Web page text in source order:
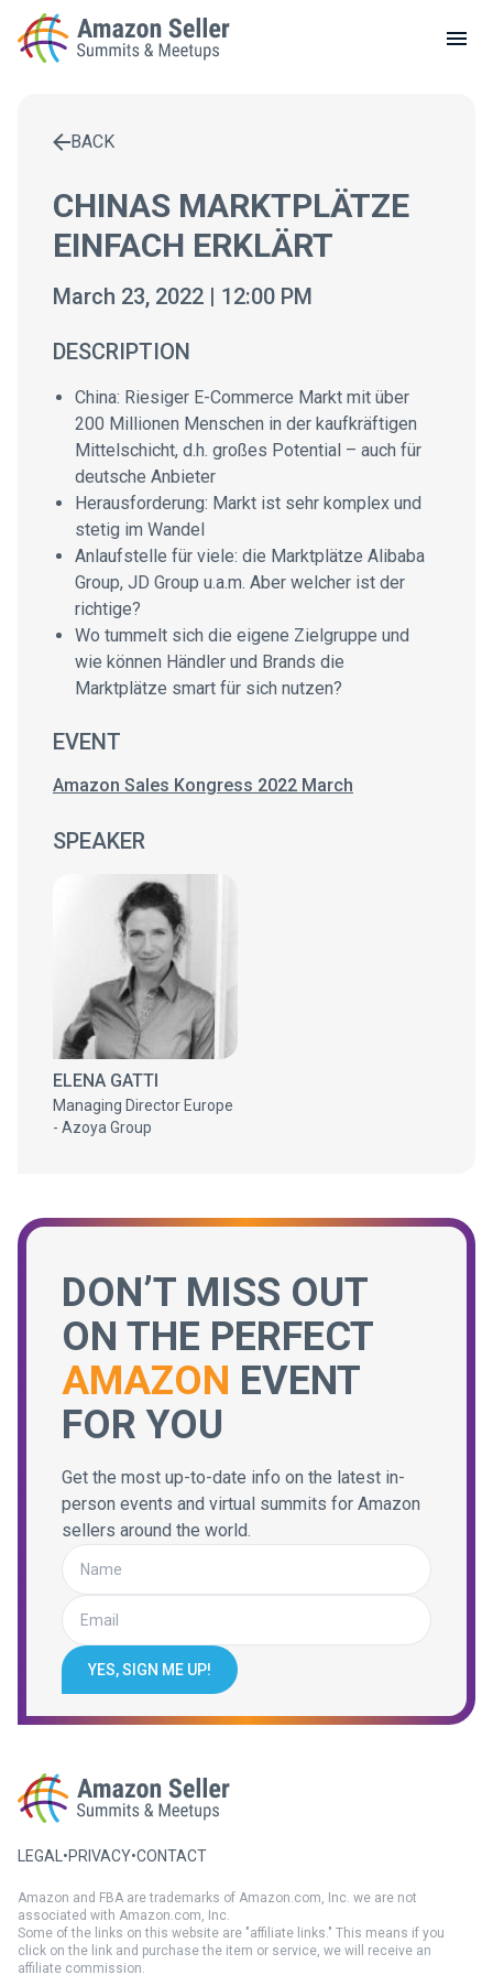
LOCAL MEETUPS
CONTACT
BACK
CHINAS MARKTPLÄTZE
EINFACH ERKLÄRT
March 23, 2022 | 12:00 PM
DESCRIPTION
China: Riesiger E-Commerce Markt mit über
200 Millionen Menschen in der kaufkräftigen
Mittelschicht, d.h. großes Potential – auch für
deutsche Anbieter
Herausforderung: Markt ist sehr komplex und
stetig im Wandel
Anlaufstelle für viele: die Marktplätze Alibaba
Group, JD Group u.a.m. Aber welcher ist der
richtige?
Wo tummelt sich die eigene Zielgruppe und
wie können Händler und Brands die
Marktplätze smart für sich nutzen?
EVENT
Amazon Sales Kongress 2022 March
SPEAKER
ELENA GATTI
Managing Director Europe
- Azoya Group
DON’T MISS OUT
ON THE PERFECT
AMAZON EVENT
FOR YOU
Get the most up-to-date info on the latest in-
person events and virtual summits for Amazon
sellers around the world.
YES, SIGN ME UP!
LEGAL •PRIVACY•CONTACT
Amazon and FBA are trademarks of Amazon.com, Inc. we are not
associated with Amazon.com, Inc.
Some of the links on this website are "affiliate links." This means if you
click on the link and purchase the item or service, we will receive an
affiliate commission.